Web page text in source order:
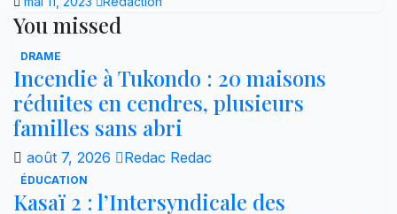
You missed
DRAME
Incendie à Tukondo : 20 maisons
réduites en cendres, plusieurs
familles sans abri
août 7, 2026 Redac Redac
ÉDUCATION
Kasaï 2 : l’Intersyndicale des